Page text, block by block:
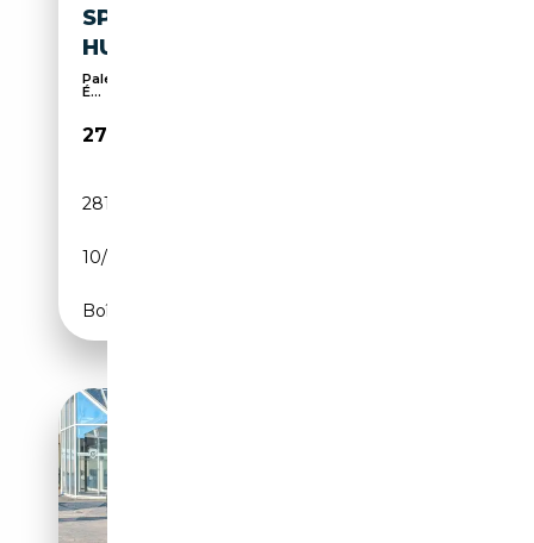
SPORTPAKET NAVI LEDER
HUD 360
Palettes de changement de vitesses, 360° caméra,
É...
27 990€
281 391 km
10/2020
Boîte automatique